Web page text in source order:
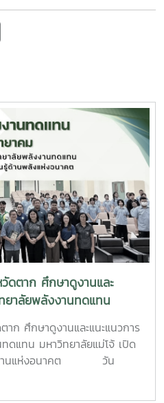
ดตาก ศึกษาดูงานและ
าลัยพลังงานทดแทน
บการณ์เรียนรู้ด้านพลังงาน
ก ศึกษาดูงานและแนะแนวการ
แทน มหาวิทยาลัยแม่โจ้ เปิด
งงานแห่งอนาคต วัน
คณะครูและนักเรียนจาก